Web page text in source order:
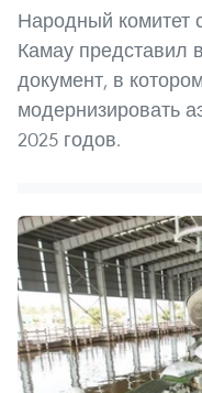
Народный комитет
Камау представил
документ, в
модернизировать
2025 годов.